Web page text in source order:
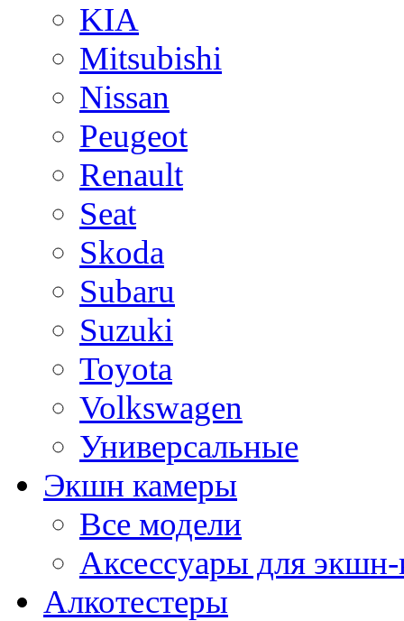
KIA
Mitsubishi
Nissan
Peugeot
Renault
Seat
Skoda
Subaru
Suzuki
Toyota
Volkswagen
Универсальные
Экшн камеры
Все модели
Аксессуары для
Алкотестеры